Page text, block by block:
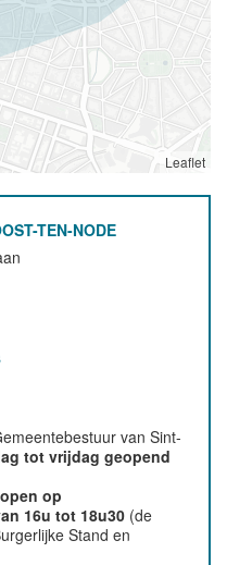
Leaflet
TEN-NODE
van Sint-
tot vrijdag geopend
op
16u tot 18u30 (de
Stand en